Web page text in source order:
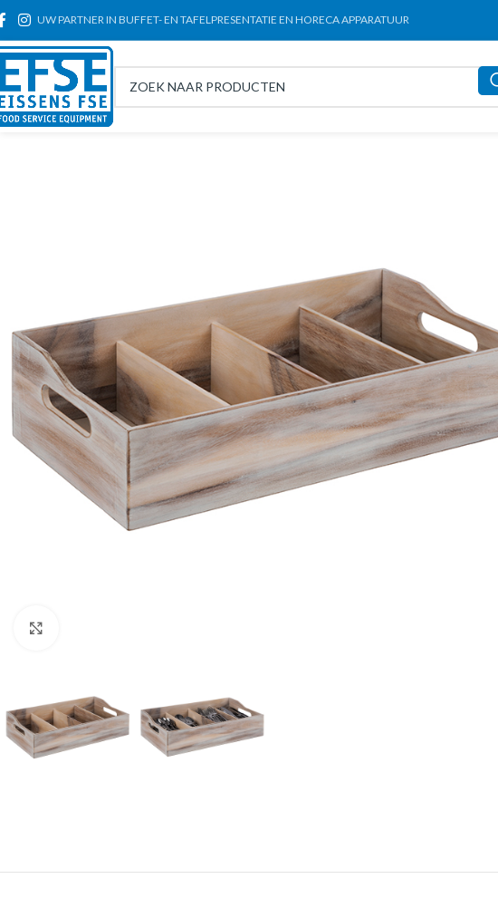
UW PARTNER IN BUFFET- EN TAFELPRESENTATIE EN HORECA APPARATUUR